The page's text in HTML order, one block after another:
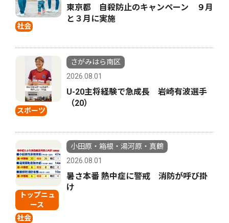
社会
東京都 自殺防止のキャンペーン ９月
と３月に実施
スポーツ
さがみはら南区
2026.08.01
U-20主将経験で急成長 岩崎有波選手
（20）
トップニュ
ース
社会
小田原・箱根・湯河原・真鶴
2026.08.01
暑さ本番 熱中症に警戒 消防が呼び掛
け